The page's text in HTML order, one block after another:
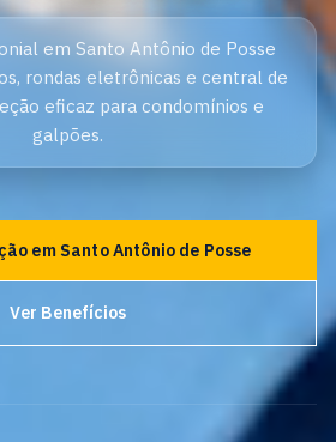
em Santo Antônio de Posse
rondas eletrônicas e central de
eficaz para condomínios e
galpões.
em Santo Antônio de Posse
Ver Benefícios